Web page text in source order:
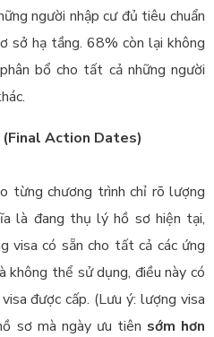
người nhập cư đủ tiêu chuẩn
sở hạ tầng. 68% còn lại không
bổ cho tất cả những người
(Final Action Dates)
từng chương trình chỉ rõ lượng
là đang thụ lý hồ sơ hiện tại,
visa có sẵn cho tất cả các ứng
không thể sử dụng, điều này có
được cấp. (Lưu ý: lượng visa
sơ mà ngày ưu tiên sớm hơn